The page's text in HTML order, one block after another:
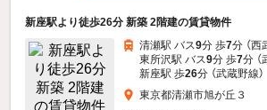
新座駅より徒歩26分 新築 2階建の賃貸物件
清瀬駅 バス9分 歩7分 （西
東所沢駅 バス9分 歩7分 （
新座駅 歩26分 （武蔵野線）
東京都清瀬市旭が丘３